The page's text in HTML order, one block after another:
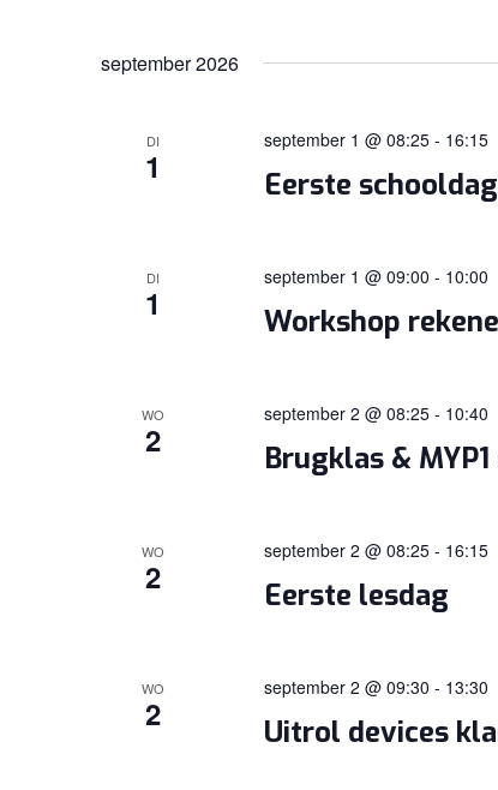
september 2026
DI
1 Eerste
september 1 @ 08:25- 16:15
DI
1 Workshop
september 1 @ 09:00 - 10:00
WO
2 Brugklas &
september 2 @ 08:25- 10:40
WO
2 Eerste lesdag
september 2 @ 08:25- 16:15
WO
2 Uitrol devices
september 2 @ 09:30 - 13:30